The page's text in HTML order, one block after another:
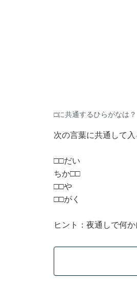
□に共通するひらがなは？
次の言葉に共通して
□□だい
ちか□□
□□や
□□がく
ヒント：夜通しで何